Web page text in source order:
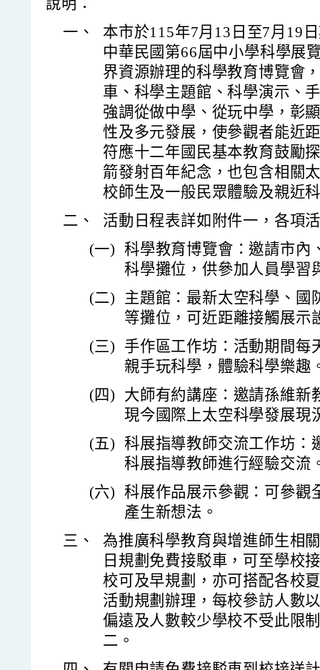
說明：
一、
本市於115年7月13日至7月19
中華民國第66屆中小學科學展
界資源辦理的科學教育博覽會
車、科學主題館、科學演示、
強調從做中學、從玩中學，彰
性及多元發展，使參觀者能近
符應十二年國民基本教育鼓勵
箭發射百年紀念，也包含相關
校師生及一般民眾體驗及親近
二、
活動日程表詳如附件一，各項
(一) 科學教育博覽會：邀請市內
科學攤位，供參加人員學習
(二)
主題館：最新太空科學、國
等攤位，可近距離接觸展示
(三)
手作區工作坊：活動期間每
親手玩科學，體驗科學樂趣
(四)
大師有約講座：邀請孫維新
現今國際上太空科學發展現
(五) 科展指導教師交流工作坊：
科展指導教師進行經驗交流
(六) 科展作品展示參觀：可參觀
產生新想法。
三、
為推廣科學教育與增進師生相
日規劃免費接駁車，可至學校
校可及早規劃，亦可搭配各校
活動規劃辦理，每校參訪人數
偏遠及人數較少學校不受此限
二。